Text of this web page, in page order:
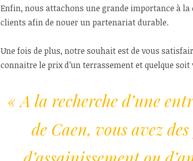
Enfin, nous attachons une grande importance à
clients afin de nouer un partenariat durable.
Une fois de plus, notre souhait est de vous
connaitre le prix d’un terrassement et quelque
« A la recherche d’une
de Caen, vous avez